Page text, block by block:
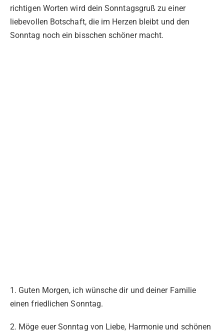
richtigen Worten wird dein Sonntagsgruß zu einer
liebevollen Botschaft, die im Herzen bleibt und den
Sonntag noch ein bisschen schöner macht.
1. Guten Morgen, ich wünsche dir und deiner Familie
einen friedlichen Sonntag.
2. Möge euer Sonntag von Liebe, Harmonie und schönen